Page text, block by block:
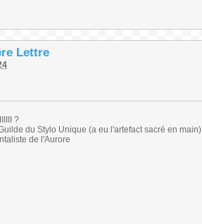
Lettre
?
du Stylo Unique (a eu l'artefact sacré en
de l'Aurore